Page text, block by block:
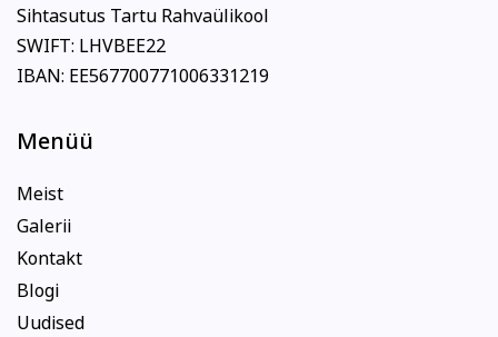
Sihtasutus Tartu Rahvaülikool
SWIFT: LHVBEE22
IBAN: EE567700771006331219
Menüü
Meist
Galerii
Kontakt
Blogi
Uudised